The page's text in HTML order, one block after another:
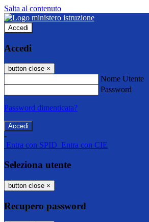
Salta al contenuto
Accedi
Accedi
button close ×
Nome Utente
Password
Password dimenticata?
-
Entra con SPID Entra con CIE
Seleziona utente
button close ×
Recupero password